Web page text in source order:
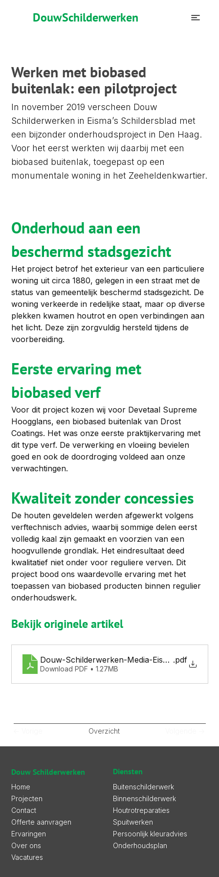
DouwSchilderwerken
Werken met biobased
buitenlak: een pilotproject
In november 2019 verscheen Douw
Schilderwerken in Eisma’s Schildersblad met
een bijzonder onderhoudsproject in Den Haag.
Voor het eerst werkten wij daarbij met een
biobased buitenlak, toegepast op een
monumentale woning in het Zeeheldenkwartier.
Onderhoud aan een
beschermd stadsgezicht
Het project betrof het exterieur van een particuliere
woning uit circa 1880, gelegen in een straat met de
status van gemeentelijk beschermd stadsgezicht. De
woning verkeerde in redelijke staat, maar op diverse
plekken kwamen houtrot en open verbindingen aan
het licht. Deze zijn zorgvuldig hersteld tijdens de
voorbereiding.
Eerste ervaring met
biobased verf
Voor dit project kozen wij voor Devetaal Supreme
Hoogglans, een biobased buitenlak van Drost
Coatings. Het was onze eerste praktijkervaring met
dit type verf. De verwerking en vloeiing bevielen
goed en ook de doordroging voldeed aan onze
verwachtingen.
Kwaliteit zonder concessies
De houten geveldelen werden afgewerkt volgens
verftechnisch advies, waarbij sommige delen eerst
volledig kaal zijn gemaakt en voorzien van een
hoogvullende grondlak. Het eindresultaat deed
kwalitatief niet onder voor reguliere verven. Dit
project bood ons waardevolle ervaring met het
toepassen van biobased producten binnen regulier
onderhoudswerk.
Bekijk originele artikel
Douw-Schilderwerken-Media-Eismas-.pdf
Download PDF • 1.27MB
Overzicht
Douw Schilderwerken
Home
Projecten
Contact
Offerte aanvragen
Ervaringen
Over ons
Vacatures
Diensten
Buitenschilderwerk
Binnenschilderwerk
Houtrotreparaties
Spuitwerken
Persoonlijk kleuradvies
Onderhoudsplan